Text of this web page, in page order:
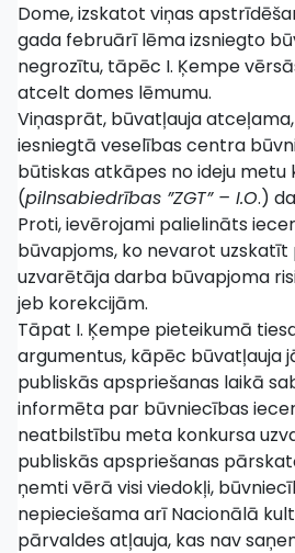
Dome, izskatot viņas
gada februārī lēma izsniegto
negrozītu, tāpēc I. Ķempe
atcelt domes lēmumu.
Viņasprāt, būvatļauja
iesniegtā veselības centra
būtiskas atkāpes no ideju metu
(pilnsabiedrības ”ZGT” – I.O.)
Proti, ievērojami palielināts
būvapjoms, ko nevarot
uzvarētāja darba būvapjoma
jeb korekcijām.
Tāpat I. Ķempe pieteikumā
argumentus, kāpēc būvatļauja
publiskās apspriešanas laikā
informēta par būvniecības
neatbilstību meta konkursa
publiskās apspriešanas
ņemti vērā visi viedokļi,
nepieciešama arī Nacionālā
pārvaldes atļauja, kas nav